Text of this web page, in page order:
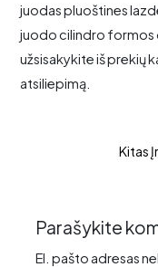
juodas pluoštines
juodo cilindro formos
užsisakykite iš prekių
atsiliepimą.
Kitas
Parašykite
El. pašto adresas